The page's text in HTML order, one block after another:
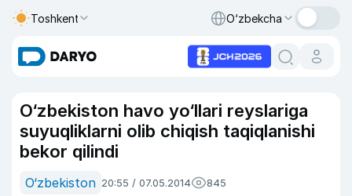
Toshkent O‘zbekcha
O‘zbekiston havo yo‘llari reyslariga
suyuqliklarni olib chiqish taqiqlanishi
bekor qilindi
O‘zbekiston 20:55 / 07.05.2014 845